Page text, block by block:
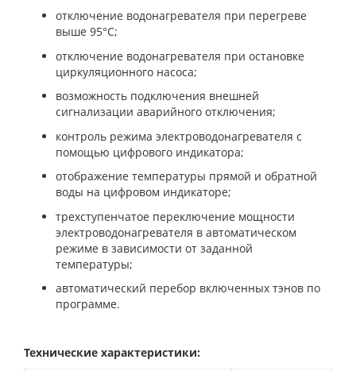
отключение водонагревателя при перегреве
выше 95°С;
отключение водонагревателя при остановке
циркуляционного насоса;
возможность подключения внешней
сигнализации аварийного отключения;
контроль режима электроводонагревателя с
помощью цифрового индикатора;
отображение температуры прямой и обратной
воды на цифровом индикаторе;
трехступенчатое переключение мощности
электроводонагревателя в автоматическом
режиме в зависимости от заданной
температуры;
автоматический перебор включенных тэнов по
программе.
Технические характеристики: